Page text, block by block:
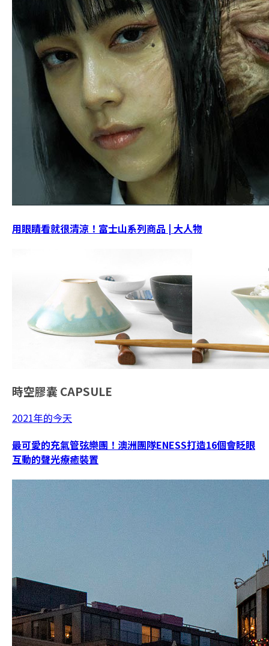
用眼睛看就很清涼！富士山系列商品 | 大人物
時空膠囊 CAPSULE
2021年的今天
最可愛的充氣管弦樂團！澳洲團隊ENESS打造16個會眨眼
互動的聲光療癒裝置